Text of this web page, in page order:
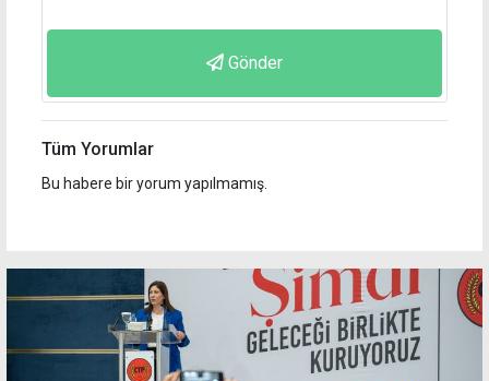
Gönder
Tüm Yorumlar
Bu habere bir yorum yapılmamış.